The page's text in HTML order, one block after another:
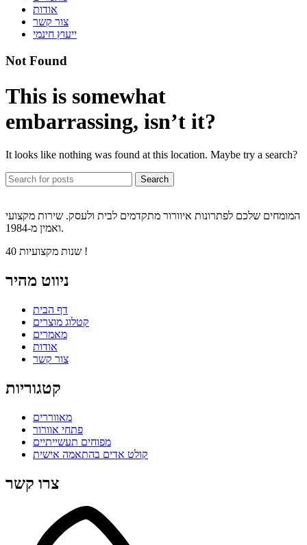
אודות
צור קשר
ייעוץ חינמי
Not Found
This is somewhat
embarrassing, isn’t it?
It looks like nothing was found at this location. Maybe try a search?
Search
המומחים שלכם לפתרונות איוורור מתקדמים לבית ולעסק. שירות מקצועי
ואמין מ-1984.
40 שנות מקצועיות !
ניווט מהיר
דף הבית
קטלוג מוצרים
מאמרים
אודות
צור קשר
קטגוריות
מאווררים
פתחי אוורור
מפוחים תעשייתיים
קולט אדים בהתאמה אישית
צרו קשר